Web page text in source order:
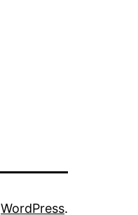
WordPress.